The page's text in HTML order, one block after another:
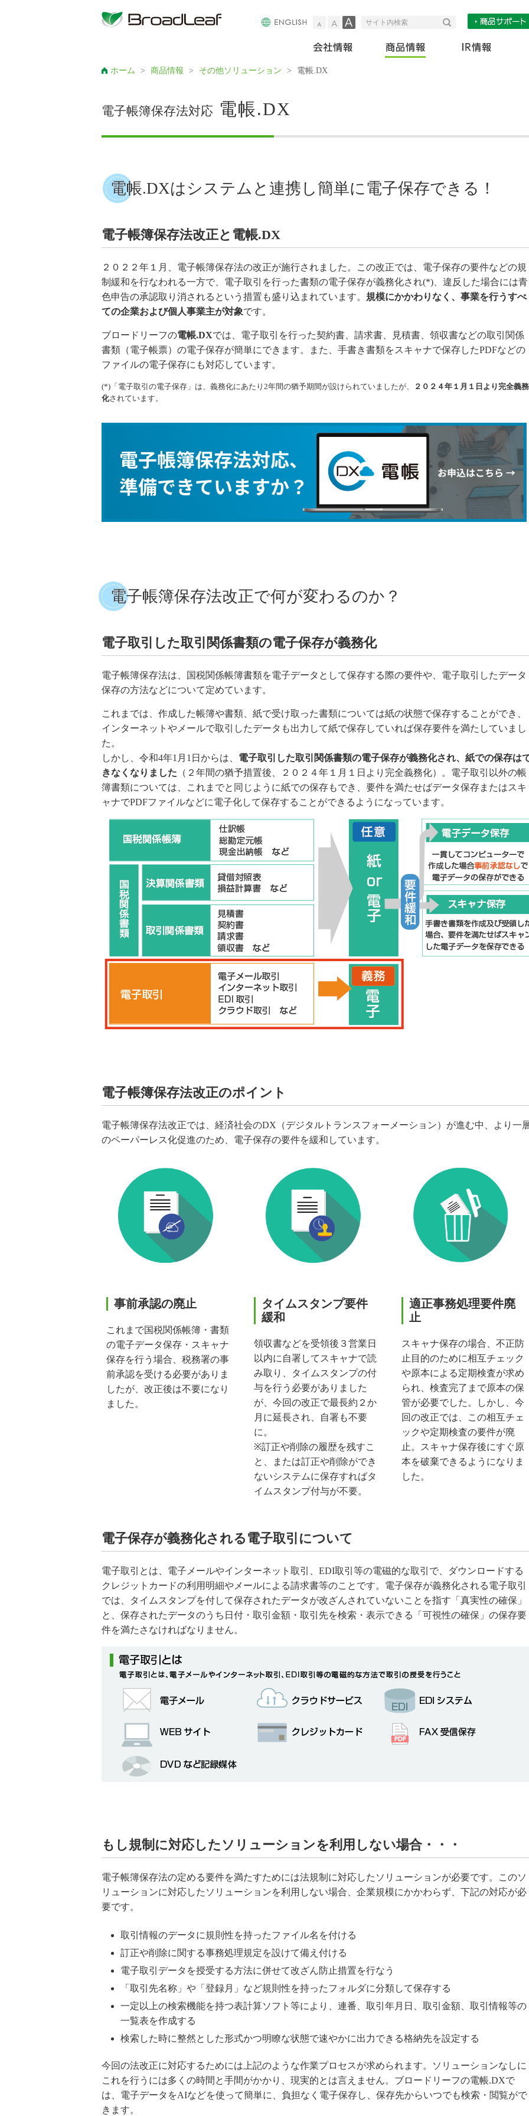
小 大
サイト内検索 検索
会社情報
ホーム
> 商品情報 > その他ソリューション > 電帳.DX
電子帳簿保存法対応 電帳.DX
電帳.DXはシステムと連携し簡単に電子保存できる！
電子帳簿保存法改正と電帳.DX
２０２２年１月、電子帳簿保存法の改正が施行されました。この改正では、電子保存の要件などの規
制緩和を行なわれる一方で、電子取引を行った書類の電子保存が義務化され(*)、違反した場合には青
色申告の承認取り消されるという措置も盛り込まれています。 規模にかかわりなく、事業を行うすべ
ての企業および個人事業主が対象です。
ブロードリーフの電帳.DXでは、電子取引を行った契約書、請求書、見積書、領収書などの取引関係
書類（電子帳票）の電子保存が簡単にできます。また、手書き書類をスキャナで保存したPDFなどの
ファイルの電子保存にも対応しています。
(*)「電子取引の電子保存」は、義務化にあたり2年間の猶予期間が設けられていましたが、
２０２４年１月１日より完全義務
化されています。
電子帳簿保存法改正で何が変わるのか？
電子取引した取引関係書類の電子保存が義務化
電子帳簿保存法は、国税関係帳簿書類を電子データとして保存する際の要件や、電子取引したデータ
保存の方法などについて定めています。
これまでは、作成した帳簿や書類、紙で受け取った書類については紙の状態で保存することができ、
インターネットやメールで取引したデータも出力して紙で保存していれば保存要件を満たしていまし
た。
しかし、令和4年1月1日からは、 電子取引した取引関係書類の電子保存が義務化され、紙での保存は
きなくなりました （２年間の猶予措置後、２０２４年１月１日より完全義務化）。電子取引以外の帳
簿書類については、これまでと同じように紙での保存もでき、要件を満たせばデータ保存またはスキ
ャナでPDFファイルなどに電子化して保存することができるようになっています。
電子帳簿保存法改正のポイント
電子帳簿保存法改正では、経済社会のDX（デジタルトランスフォーメーション）が進む中、より一
のペーパーレス化促進のため、電子保存の要件を緩和しています。
事前承認の廃止
これまで国税関係帳簿・書類
の電子データ保存・スキャナ
保存を行う場合、税務署の事
前承認を受ける必要がありま
したが、改正後は不要になり
ました。
タイムスタンプ要件
緩和
領収書などを受領後３営業日
以内に自署してスキャナで読
み取り、タイムスタンプの付
与を行う必要がありました
が、今回の改正で最長約２か
月に延長され、自署も不要
に。
※訂正や削除の履歴を残すこ
と、または訂正や削除ができ
ないシステムに保存すればタ
イムスタンプ付与が不要。
適正事務処理要件廃
止
スキャナ保存の場合、不正防
止目的のために相互チェック
や原本による定期検査が求め
られ、検査完了まで原本の保
管が必要でした。しかし、今
回の改正では、この相互チェ
ックや定期検査の要件が廃
止。スキャナ保存後にすぐ原
本を破棄できるようになりま
した。
電子保存が義務化される電子取引について
電子取引とは、電子メールやインターネット取引、EDI取引等の電磁的な取引で、ダウンロードする
クレジットカードの利用明細やメールによる請求書等のことです。電子保存が義務化される電子取引
では、タイムスタンプを付して保存されたデータが改ざんされていないことを指す「真実性の確保」
と、保存されたデータのうち日付・取引金額・取引先を検索・表示できる「可視性の確保」の保存要
件を満たさなければなりません。
もし規制に対応したソリューションを利用しない場合・・・
電子帳簿保存法の定める要件を満たすためには法規制に対応したソリューションが必要です。このソ
リューションに対応したソリューションを利用しない場合、企業規模にかかわらず、下記の対応が必
要です。
取引情報のデータに規則性を持ったファイル名を付ける
訂正や削除に関する事務処理規定を設けて備え付ける
電子取引データを授受する方法に併せて改ざん防止措置を行なう
「取引先名称」や「登録月」など規則性を持ったフォルダに分類して保存する
一定以上の検索機能を持つ表計算ソフト等により、連番、取引年月日、取引金額、取引情報等の
一覧表を作成する
検索した時に整然とした形式かつ明瞭な状態で速やかに出力できる格納先を設定する
今回の法改正に対応するためには上記のような作業プロセスが求められます。ソリューションなしに
これを行うには多くの時間と手間がかかり、現実的とは言えません。ブロードリーフの電帳.DXで
は、電子データをAIなどを使って簡単に、負担なく電子保存し、保存先からいつでも検索・閲覧がで
きます。